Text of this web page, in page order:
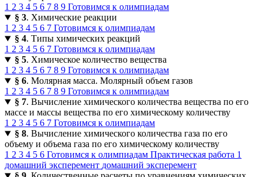
1 2 3 4 5 6 7 8 9 Готовимся к олимпиадам
§ 3. Химические реакции
1 2 3 4 5 6 7 Готовимся к олимпиадам
§ 4. Типы химических реакций
1 2 3 4 5 6 7 Готовимся к олимпиадам
§ 5. Химическое количество вещества
1 2 3 4 5 6 7 8 9 Готовимся к олимпиадам
§ 6. Молярная масса. Молярный объем газов
1 2 3 4 5 6 7 8 9 Готовимся к олимпиадам
§ 7. Вычисление химического количества вещества по его
массе и массы вещества по его химическому количеству
1 2 3 4 5 6 7 Готовимся к олимпиадам
§ 8. Вычисление химического количества газа по его
объему и объема газа по его химическому количеству
1 2 3 4 5 6 Готовимся к олимпиадам Практическая работа 1
домашний эксперемент домашний эксперемент